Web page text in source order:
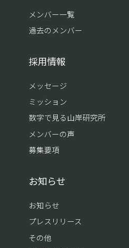
メンバー一覧
過去のメンバー
採用情報
メッセージ
ミッション
数字で見る山岸研究所
メンバーの声
募集要項
お知らせ
お知らせ
プレスリリース
その他